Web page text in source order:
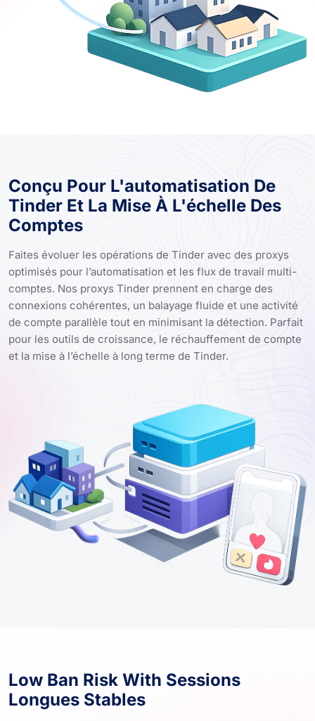
Conçu Pour L'automatisation De
Tinder Et La Mise À L'échelle Des
Comptes
Faites évoluer les opérations de Tinder avec des proxys
optimisés pour l’automatisation et les flux de travail multi-
comptes. Nos proxys Tinder prennent en charge des
connexions cohérentes, un balayage fluide et une activité
de compte parallèle tout en minimisant la détection. Parfait
pour les outils de croissance, le réchauffement de compte
et la mise à l’échelle à long terme de Tinder.
Low Ban Risk With Sessions
Longues Stables